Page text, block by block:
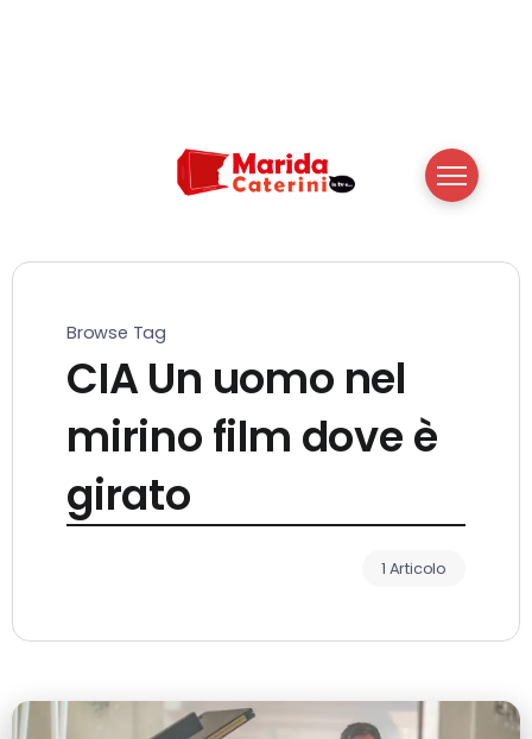
Browse Tag
CIA Un uomo nel
mirino film dove è
girato
1 Articolo